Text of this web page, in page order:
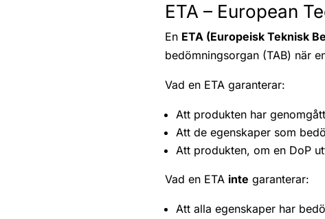
ETA – European
En ETA (Europeisk Teknisk
bedömningsorgan (TAB) när
Vad en ETA garanterar:
Att produkten har
Att de egenskaper som
Att produkten, om en DoP
Vad en ETA inte garanterar:
Att alla egenskaper har